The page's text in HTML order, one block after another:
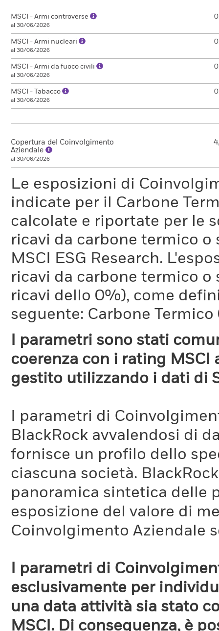
MSCI - Armi controverse
al 30/06/2026
MSCI - Armi nucleari
al 30/06/2026
MSCI - Armi da fuoco civili
al 30/06/2026
MSCI - Tabacco
al 30/06/2026
Copertura del Coinvolgimento
Aziendale
al 30/06/2026
Le esposizioni di
indicate per il Carbone
calcolate e riportate per le
ricavi da carbone termico
MSCI ESG Research.
ricavi da carbone termico
ricavi dello 0%), come
seguente: Carbone
I parametri sono stati
coerenza con i rating
gestito utilizzando i dati di
I parametri di
BlackRock avvalendosi di
fornisce un profilo dello
ciascuna società.
panoramica sintetica delle
esposizione del valore di
Coinvolgimento Aziendale
I parametri di
esclusivamente per
una data attività sia stato
MSCI. Di conseguenza, è